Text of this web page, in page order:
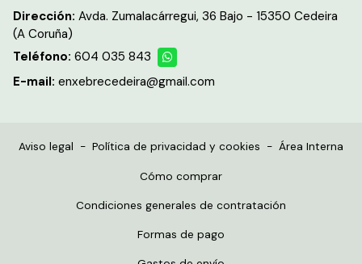
Dirección: Avda. Zumalacárregui, 36 Bajo - 15350 Cedeira
(A Coruña)
Teléfono: 604 035 843
E-mail: enxebrecedeira@gmail.com
Aviso legal - Política de privacidad y cookies - Área Interna
Cómo comprar
Condiciones generales de contratación
Formas de pago